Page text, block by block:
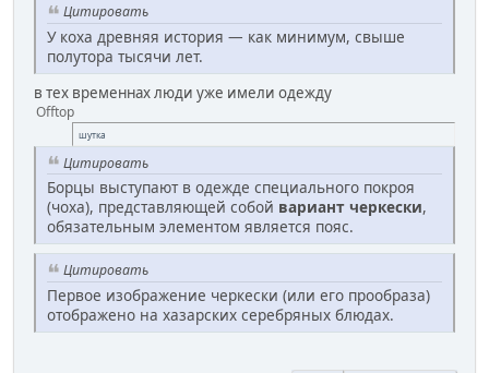
Цитировать
У коха древняя история — как минимум, свыше
полутора тысячи лет.
в тех временнах люди уже имели одежду
Offtop
шутка
Цитировать
Борцы выступают в одежде специального покроя
(чоха), представляющей собой вариант черкески,
обязательным элементом является пояс.
Цитировать
Первое изображение черкески (или его прообраза)
отображено на хазарских серебряных блюдах.